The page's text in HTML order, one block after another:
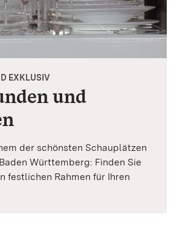
EXKLUSIV
und
der schönsten Schauplätzen
Württemberg: Finden Sie
festlichen Rahmen für Ihren